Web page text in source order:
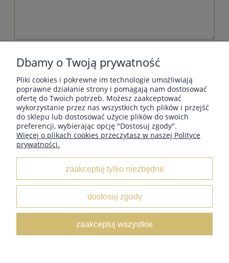
MOJE KONTO
O NAS
Wólka Kosowska /NIP:5222833654 /Tel:
mail:sklep@leatherbox.pl
Dbamy o Twoją prywatność
Pliki cookies i pokrewne im technologie umożliwiają
poprawne działanie strony i pomagają nam dostosować
ofertę do Twoich potrzeb. Możesz zaakceptować
wykorzystanie przez nas wszystkich tych plików i przejść
do sklepu lub dostosować użycie plików do swoich
preferencji, wybierając opcję "Dostosuj zgody".
Więcej o plikach cookies przeczytasz w naszej Polityce
prywatności.
zaakceptuj tylko niezbędne
dostosuj zgody
zaakceptuj wszystkie